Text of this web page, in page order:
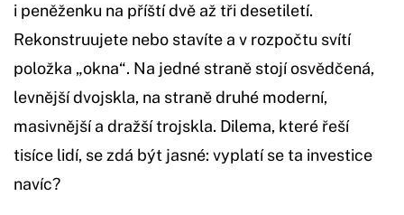
i peněženku na příští dvě až tři desetiletí.
Rekonstruujete nebo stavíte a v rozpočtu svítí
položka „okna“. Na jedné straně stojí osvědčená,
levnější dvojskla, na straně druhé moderní,
masivnější a dražší trojskla. Dilema, které řeší
tisíce lidí, se zdá být jasné: vyplatí se ta investice
navíc?